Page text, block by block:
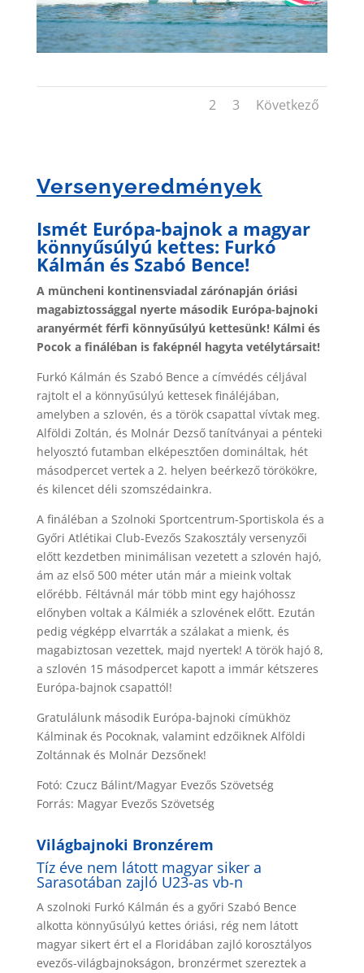
2 3 Következő
Versenyeredmények
Ismét Európa-bajnok a magyar
könnyűsúlyú kettes: Furkó
Kálmán és Szabó Bence!
A müncheni kontinensviadal zárónapján óriási
magabiztossággal nyerte második Európa-bajnoki
aranyérmét férfi könnyűsúlyú kettesünk! Kálmi és
Pocok a fináléban is faképnél hagyta vetélytársait!
Furkó Kálmán és Szabó Bence a címvédés céljával
rajtolt el a könnyűsúlyú kettesek fináléjában,
amelyben a szlovén, és a török csapattal vívtak meg.
Alföldi Zoltán, és Molnár Dezső tanítványai a pénteki
helyosztó futamban elképesztően domináltak, hét
másodpercet vertek a 2. helyen beérkező törökökre,
és kilencet déli szomszédainkra.
A fináléban a Szolnoki Sportcentrum-Sportiskola és a
Győri Atlétikai Club-Evezős Szakosztály versenyzői
előtt kezdetben minimálisan vezetett a szlovén hajó,
ám az első 500 méter után már a mieink voltak
előrébb. Féltávnál már több mint egy hajóhossz
előnyben voltak a Kálmiék a szlovének előtt. Ezután
pedig végképp elvarrták a szálakat a mienk, és
magabiztosan vezettek, majd nyertek! A török hajó 8,
a szlovén 15 másodpercet kapott a immár kétszeres
Európa-bajnok csapattól!
Gratulálunk második Európa-bajnoki címükhöz
Kálminak és Pocoknak, valamint edzőiknek Alföldi
Zoltánnak és Molnár Dezsőnek!
Fotó: Czucz Bálint/Magyar Evezős Szövetség
Forrás: Magyar Evezős Szövetség
Világbajnoki Bronzérem
Tíz éve nem látott magyar siker a
Sarasotában zajló U23-as vb-n
A szolnoki Furkó Kálmán és a győri Szabó Bence
alkotta könnyűsúlyú kettes óriási, rég nem látott
magyar sikert ért el a Floridában zajló korosztályos
evezős-világbajnokságon, bronzérmet szereztek a